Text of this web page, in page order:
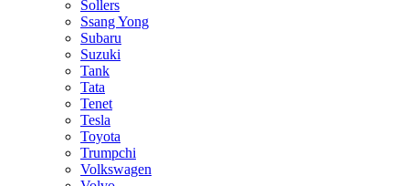
Sollers
Ssang Yong
Subaru
Suzuki
Tank
Tata
Tenet
Tesla
Toyota
Trumpchi
Volkswagen